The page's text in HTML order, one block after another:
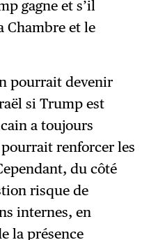
gagne et s’il
Chambre et le
pourrait devenir
si Trump est
a toujours
renforcer les
du côté
risque de
internes, en
la présence